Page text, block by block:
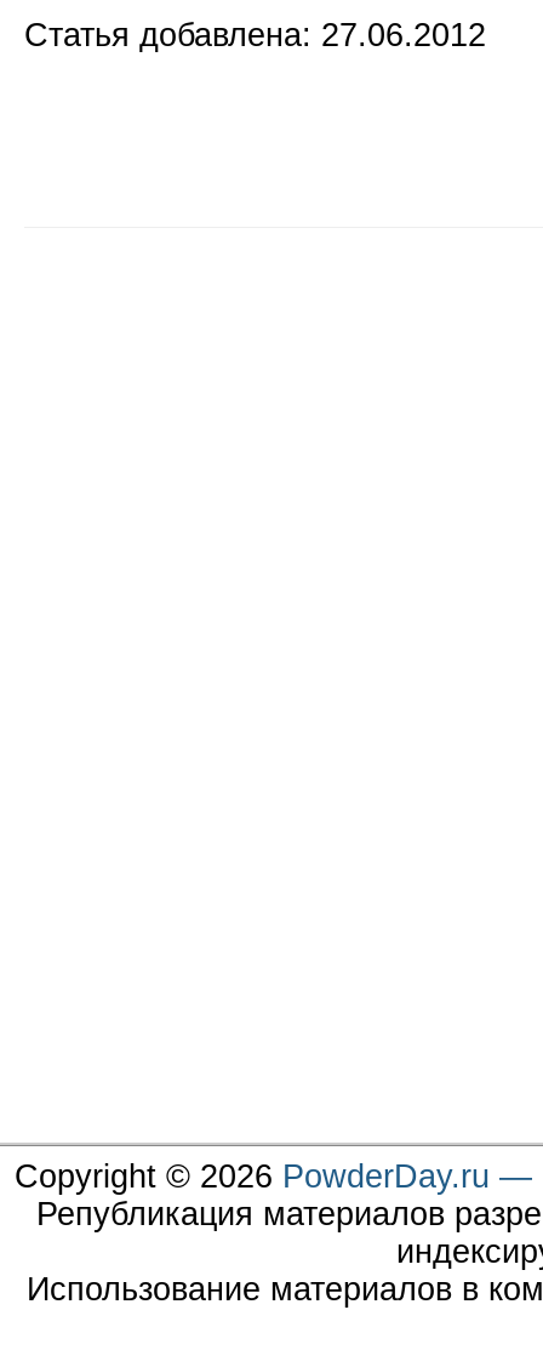
Статья добавлена: 27.06.2012
Copyright © 2026 PowderDay.ru —
Републикация материалов
Использование материалов в